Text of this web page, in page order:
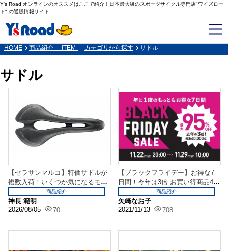
Y's Road オンラインのオススメはここで紹介！日本最大級のスポーツサイクル専門店"ワイズロー
ド" の通販情報サイト
HOME 商品紹介 -ITEM- カテゴリから探す サドル
サドル
【セラサンマルコ】特価サドルが
複数入荷！いくつか気になるモデ
ルをご紹介。
神長 範明
2026/08/05
70
商品紹介
【ブラックフライデー】お得な7
日間！今年は3倍 お買い得商品40,
矢崎なお子
2021/11/13
708
商品紹介